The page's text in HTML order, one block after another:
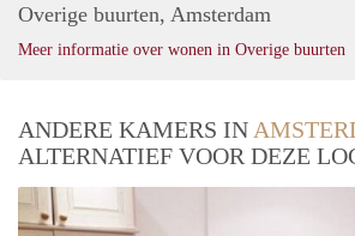
Overige buurten, Amsterdam
Meer informatie over wonen in Overige buurten
ANDERE KAMERS IN
ALTERNATIEF VOOR DEZE